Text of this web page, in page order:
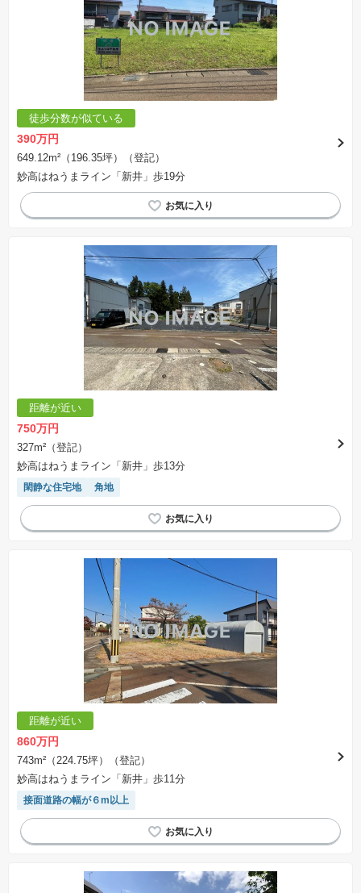
徒歩分数が似ている
390万円
649.12m²（196.35坪）（登記）
妙高はねうまライン「新井」歩19分
距離が近い
750万円
327m²（登記）
妙高はねうまライン「新井」歩13分
閑静な住宅地 角地
距離が近い
860万円
743m²（224.75坪）（登記）
妙高はねうまライン「新井」歩11分
接面道路の幅が６m以上